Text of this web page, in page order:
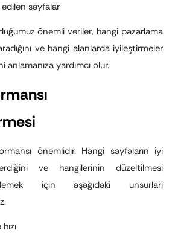
sayfalar
önemli veriler, hangi pazarlama
ve hangi alanlarda iyileştirmeler
anlamanıza yardımcı olur.
önemlidir. Hangi sayfaların iyi
ve hangilerinin düzeltilmesi
için aşağıdaki unsurları